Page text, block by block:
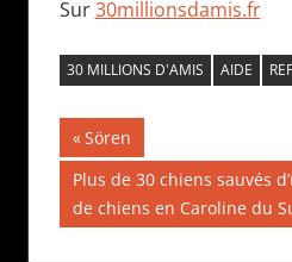
Sur30millionsdamis.fr
30 MILLIONS D'AMIS AIDE
Navigation
de
l’article
Publication
précédente :
Sören
Publication
suivante :
Plus de 30 chiens sauvés
de chiens en Caroline du